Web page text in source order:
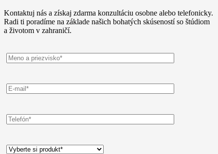
Kontaktuj nás a získaj zdarma konzultáciu osobne alebo telefonicky.
Radi ti poradíme na základe našich bohatých skúseností so štúdiom
a životom v zahraničí.